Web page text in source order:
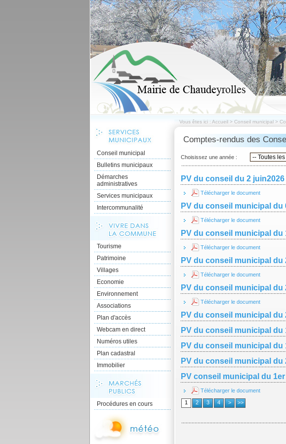
Vous êtes ici : Accueil > Conseil municipal >
Conseil municipal
Bulletins municipaux
Démarches
administratives
Services municipaux
Intercommunalité
Tourisme
Patrimoine
Villages
Economie
Environnement
Associations
Plan d'accès
Webcam en direct
Numéros utiles
Plan cadastral
Immobilier
Procédures en cours
Comptes-rendus des
Choisissez une année :
PV du conseil du 2 juin2026
Télécharger le document
PV du conseil municipal du
Télécharger le document
PV du conseil municipal du
Télécharger le document
PV du conseil municipal du
Télécharger le document
PV du conseil municipal du
Télécharger le document
PV du conseil municipal du
PV du conseil municipal du
PV du conseil municipal du
PV du conseil municipal du
PV conseil municipal du
Télécharger le document
1
2 3 4 > >>